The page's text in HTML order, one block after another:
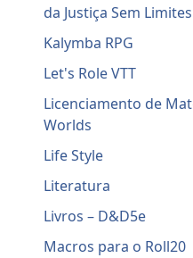
da Justiça Sem Limites
Kalymba RPG
Let's Role VTT
Licenciamento de
Worlds
Life Style
Literatura
Livros – D&D5e
Macros para o Roll20